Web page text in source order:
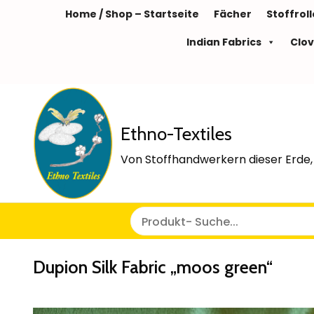
Home / Shop – Startseite Fächer
Indian Fabrics
Ethno-Textiles
Von Stoffhandwerkern dieser
Dupion Silk Fabric „moos green“